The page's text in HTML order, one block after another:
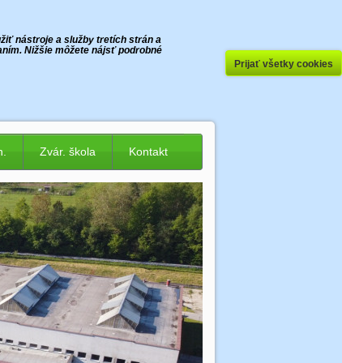
Zvár. škola Kontakt
nástroje a služby tretích strán a
Nižšie môžete nájsť podrobné
Prijať všetky cookies